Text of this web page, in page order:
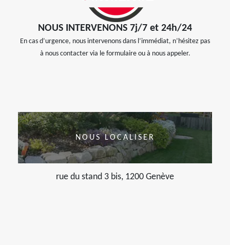
NOUS INTERVENONS 7j/7 et 24h/24
En cas d’urgence, nous intervenons dans l’immédiat, n’hésitez pas
à nous contacter via le formulaire ou à nous appeler.
NOUS LOCALISER
rue du stand 3 bis, 1200 Genève